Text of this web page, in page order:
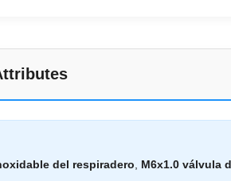
del respiradero M6x1.0 válvula